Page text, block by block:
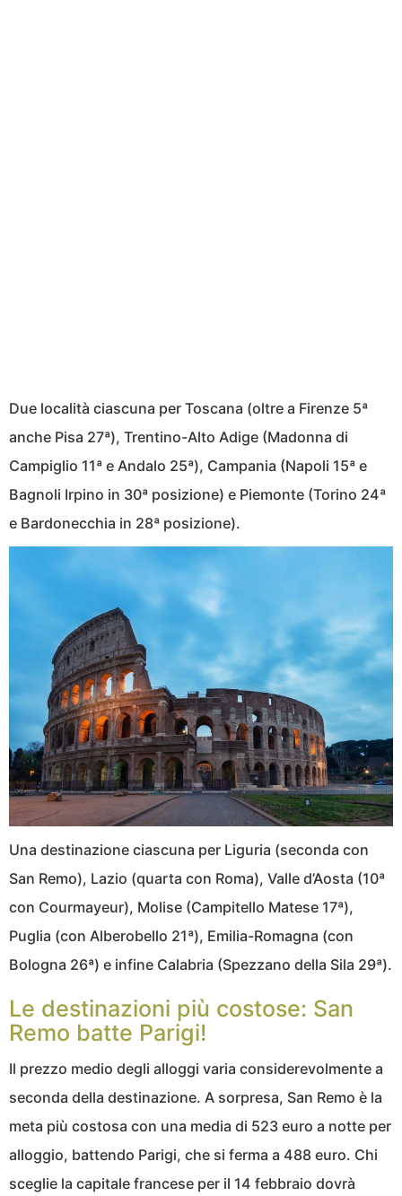
Due località ciascuna per Toscana (oltre a Firenze 5ª
anche Pisa 27ª), Trentino-Alto Adige (Madonna di
Campiglio 11ª e Andalo 25ª), Campania (Napoli 15ª e
Bagnoli Irpino in 30ª posizione) e Piemonte (Torino 24ª
e Bardonecchia in 28ª posizione).
Una destinazione ciascuna per Liguria (seconda con
San Remo), Lazio (quarta con Roma), Valle d’Aosta (10ª
con Courmayeur), Molise (Campitello Matese 17ª),
Puglia (con Alberobello 21ª), Emilia-Romagna (con
Bologna 26ª) e infine Calabria (Spezzano della Sila 29ª).
Le destinazioni più costose: San
Remo batte Parigi!
Il prezzo medio degli alloggi varia considerevolmente a
seconda della destinazione. A sorpresa, San Remo è la
meta più costosa con una media di 523 euro a notte per
alloggio, battendo Parigi, che si ferma a 488 euro. Chi
sceglie la capitale francese per il 14 febbraio dovrà